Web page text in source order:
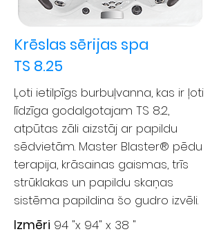
Krēslas sērijas spa
TS 8.25
Ļoti ietilpīgs burbuļvanna, kas ir ļoti
līdzīga godalgotajam TS 8.2,
atpūtas zāli aizstāj ar papildu
sēdvietām. Master Blaster® pēdu
terapija, krāsainas gaismas, trīs
strūklakas un papildu skaņas
sistēma papildina šo gudro izvēli.
Izmēri 94 "x 94" x 38 "